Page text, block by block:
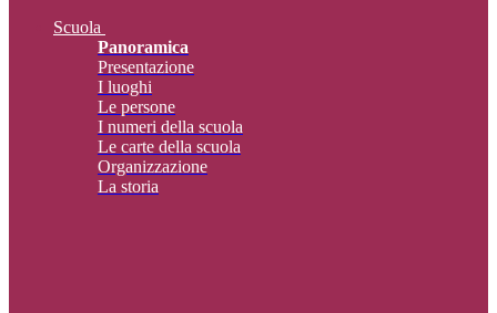
Scuola
Panoramica
Presentazione
I luoghi
Le persone
I numeri della scuola
Le carte della scuola
Organizzazione
La storia